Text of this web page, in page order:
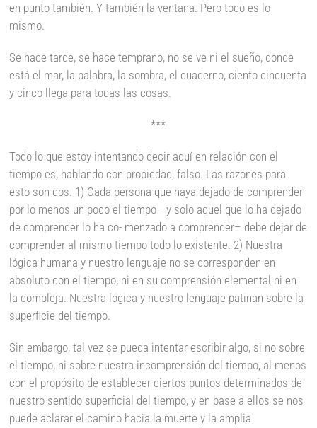
en punto también. Y también la ventana. Pero todo es lo
mismo.
Se hace tarde, se hace temprano, no se ve ni el sueño, donde
está el mar, la palabra, la sombra, el cuaderno, ciento cincuenta
y cinco llega para todas las cosas.
***
Todo lo que estoy intentando decir aquí en relación con el
tiempo es, hablando con propiedad, falso. Las razones para
esto son dos. 1) Cada persona que haya dejado de comprender
por lo menos un poco el tiempo –y solo aquel que lo ha dejado
de comprender lo ha co- menzado a comprender– debe dejar de
comprender al mismo tiempo todo lo existente. 2) Nuestra
lógica humana y nuestro lenguaje no se corresponden en
absoluto con el tiempo, ni en su comprensión elemental ni en
la compleja. Nuestra lógica y nuestro lenguaje patinan sobre la
superficie del tiempo.
Sin embargo, tal vez se pueda intentar escribir algo, si no sobre
el tiempo, ni sobre nuestra incomprensión del tiempo, al menos
con el propósito de establecer ciertos puntos determinados de
nuestro sentido superficial del tiempo, y en base a ellos se nos
puede aclarar el camino hacia la muerte y la amplia